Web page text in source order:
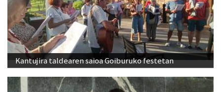
Kantujira taldearen saioa Goiburuko festetan